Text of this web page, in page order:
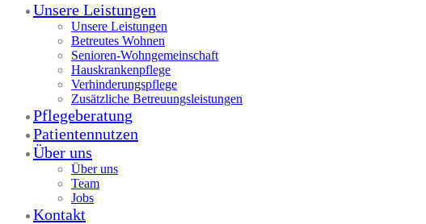
Unsere Leistungen
Unsere Leistungen
Betreutes Wohnen
Senioren-Wohngemeinschaft
Hauskrankenpflege
Verhinderungspflege
Zusätzliche Betreuungsleistungen
Pflegeberatung
Patientennutzen
Über uns
Über uns
Team
Jobs
Kontakt